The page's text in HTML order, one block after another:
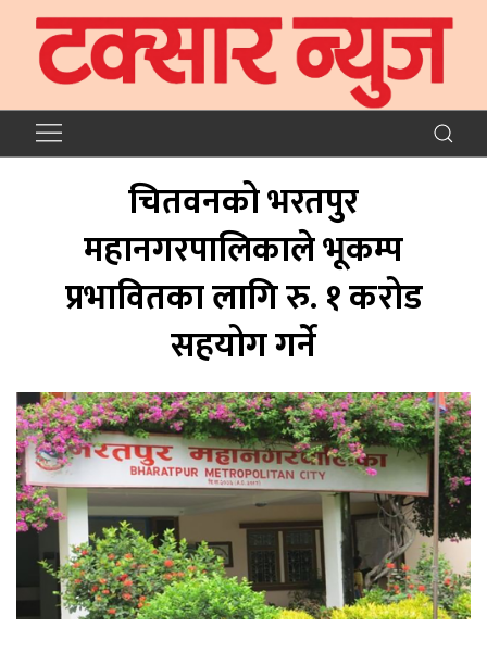
चितवनको भरतपुर
महानगरपालिकाले भूकम्प
प्रभावितका लागि रु. १ करोड
सहयोग गर्ने